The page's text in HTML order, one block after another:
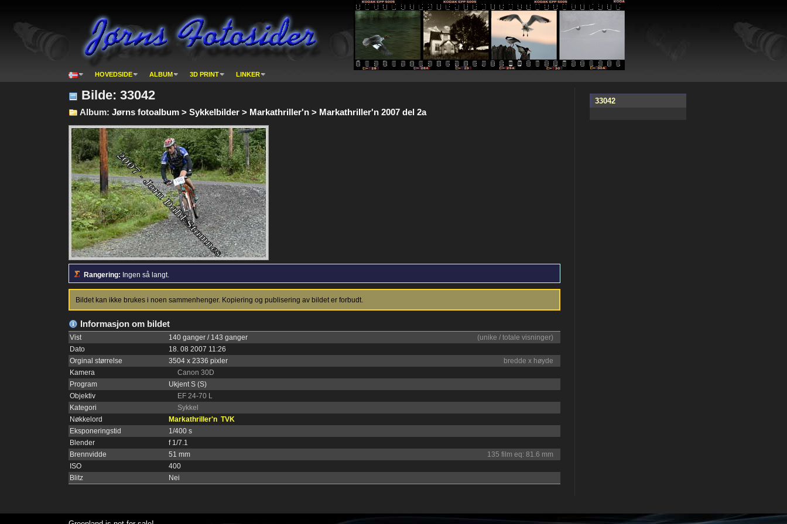
HOVEDSIDE ALBUM 3D PRINT LINKER
Bilde: 33042
Album: Jørns fotoalbum > Sykkelbilder > Markathriller'n > Markathriller'n 2007 del 2a
Rangering: Ingen så langt.
Bildet kan ikke brukes i noen sammenhenger. Kopiering og publisering av bildet er forbudt.
Informasjon om bildet
Vist 140 ganger / 143 ganger
(unike / totale visninger)
Dato
18. 08 2007 11:26
Orginal størrelse
3504 x 2336 pixler
bredde x høyde
Kamera
Canon 30D
Program
Ukjent S (S)
Objektiv
EF 24-70 L
Kategori
Sykkel
Nøkkelord
Markathriller'n TVK
Eksponeringstid
1/400 s
Blender
f 1/7.1
Brennvidde
51 mm
135 film eq: 81.6 mm
ISO
400
Blitz
Nei
33042